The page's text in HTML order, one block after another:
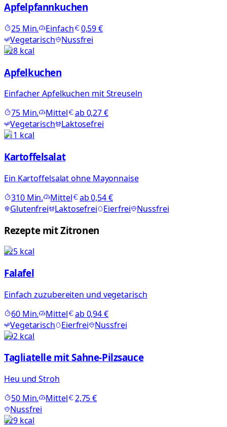
Apfelpfannkuchen
25Min. Einfach
0,59 €
Vegetarisch
Nussfrei
428kcal
Apfelkuchen
Einfacher Apfelkuchen mit Streuseln
75Min. Mittel ab 0,27 €
Vegetarisch Laktosefrei
511 kcal
Kartoffelsalat
Ein Kartoffelsalat ohne Mayonnaise
310Min. Mittel ab0,54 €
Glutenfrei Laktosefrei Eierfrei Nussfrei
Rezepte mit Zitronen
225kcal
Falafel
Einfach zuzubereiten und vegetarisch
60Min. Mittel ab 0,94 €
Vegetarisch
Eierfrei
Nussfrei
392kcal
Tagliatelle mit Sahne-Pilzsauce
Heu und Stroh
50Min. Mittel
2,75 €
Nussfrei
829kcal